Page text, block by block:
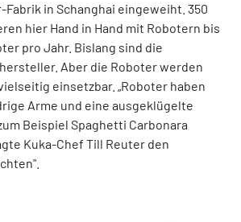
Fabrik in Schanghai eingeweiht. 350
hier Hand in Hand mit Robotern bis
pro Jahr. Bislang sind die
Aber die Roboter werden
einsetzbar. „Roboter haben
Arme und eine ausgeklügelte
Beispiel Spaghetti Carbonara
Kuka-Chef Till Reuter den